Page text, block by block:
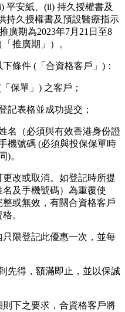
平安紙、(ii) 持久授權書及
持久授權書及預設醫療指示
廣期為2023年7月21日至8
推廣期」）。
條件 (「合資格客戶」)：
保單」) 之客戶；
記表格並成功提交；
名（必須與有效香港身份證
機號碼 (必須與投保保單時
)。
改或取消。如登記時所提
及手機號碼）為重覆使
或無效，有關合資格客戶
。
限登記此優惠一次，並每
先得，額滿即止，並以保誠
下之要求，合資格客戶將